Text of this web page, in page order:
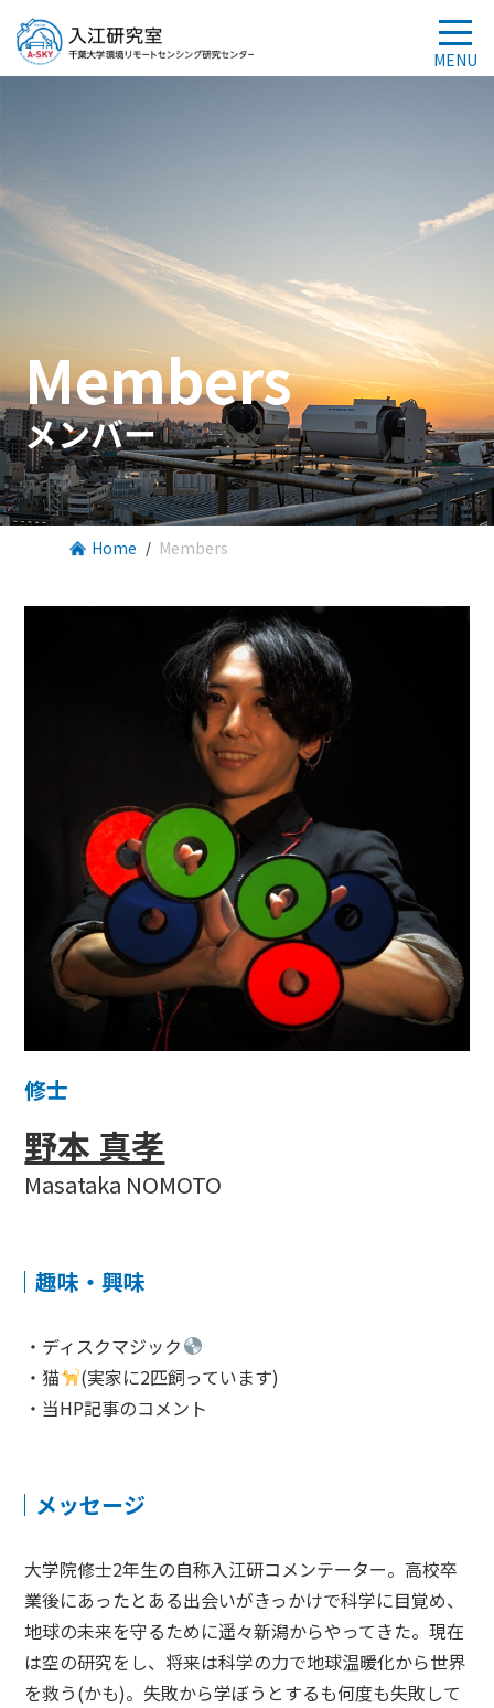
Members
メンバー
Home Members
修士
野本 真孝
Masataka NOMOTO
趣味・興味
・ディスクマジック
・猫
(実家に2匹飼っています)
・当HP記事のコメント
メッセージ
大学院修士2年生の自称入江研コメンテーター。高校卒
業後にあったとある出会いがきっかけで科学に目覚め、
地球の未来を守るために遥々新潟からやってきた。現在
は空の研究をし、将来は科学の力で地球温暖化から世界
を救う(かも)。失敗から学ぼうとするも何度も失敗して